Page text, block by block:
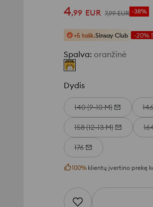
4,99 EUR 7,99 EUR -38%
+5 tašk.Sinsay Club -20%
Spalva: oranžinė
Dydis
140 (9-10 M)
158 (12-13 M)
176
100% klientų įvertino prekę